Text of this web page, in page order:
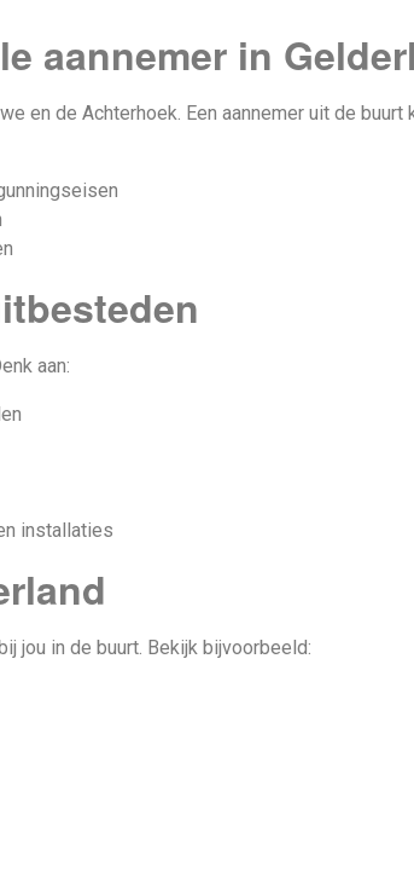
aannemer in
en de Achterhoek. Een aannemer uit de
aan:
installaties
jou in de buurt. Bekijk bijvoorbeeld: